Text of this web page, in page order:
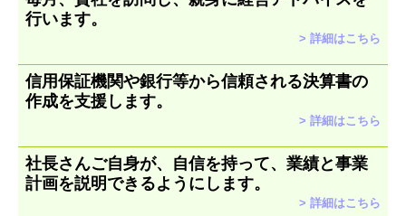
行います。
> 詳細はこちら
信用保証機関や銀行等から信頼される決算書の
作成を支援します。
> 詳細はこちら
社長さんご自身が、自信を持って、業績と事業
計画を説明できるようにします。
> 詳細はこちら